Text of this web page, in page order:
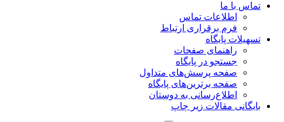
تماس با ما
اطلاعات تماس
فرم برقراری ارتباط
تسهیلات پایگاه
راهنمای صفحات
جستجو در پایگاه
صفحه پرسش‌های متداول
صفحه برترین‌های پایگاه
اطلاع‌رسانی به دوستان
بایگانی مقالات زیر چاپ